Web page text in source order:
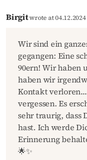
Birgitwrote at 04.12.2024
Wir sind ein
gegangen: Eine
90ern! Wir haben
haben wir
Kontakt
vergessen. Es
sehr traurig, dass
hast. Ich werde
Erinnerung
🌟✨